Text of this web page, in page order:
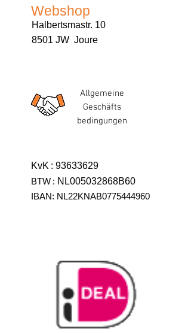
Webshop
Halbertsmastr. 10
8501 JW Joure
Allgemeine
Geschäfts
bedingungen
KvK : 93633629
BTW : NL005032868B60
IBAN: NL22KNAB0775444960